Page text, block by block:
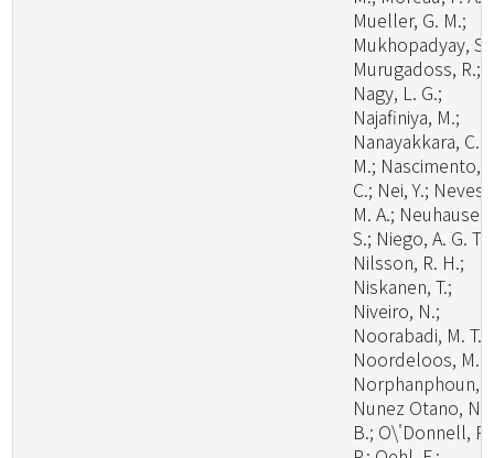
Mueller, G. M.;
Mukhopadyay, S.;
Murugadoss, R.;
Nagy, L. G.;
Najafiniya, M.;
Nanayakkara, C.
M.; Nascimento,
C.; Nei, Y.; Neves,
M. A.; Neuhauser,
S.; Niego, A. G. T.;
Nilsson, R. H.;
Niskanen, T.;
Niveiro, N.;
Noorabadi, M. T.;
Noordeloos, M.
Norphanphoun,
Nunez Otano, N.
B.; O\'Donnell, R.